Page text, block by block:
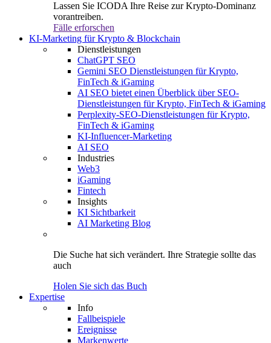
Lassen Sie ICODA Ihre Reise zur Krypto-Dominanz
vorantreiben.
Fälle erforschen
KI-Marketing für Krypto & Blockchain
Dienstleistungen
ChatGPT SEO
Gemini SEO Dienstleistungen für Krypto,
FinTech & iGaming
AI SEO bietet einen Überblick über SEO-
Dienstleistungen für Krypto, FinTech & iGaming
Perplexity-SEO-Dienstleistungen für Krypto,
FinTech & iGaming
KI-Influencer-Marketing
AI SEO
Industries
Web3
iGaming
Fintech
Insights
KI Sichtbarkeit
AI Marketing Blog
Die Suche hat sich verändert. Ihre Strategie sollte das
auch
Holen Sie sich das Buch
Expertise
Info
Fallbeispiele
Ereignisse
Markenwerte